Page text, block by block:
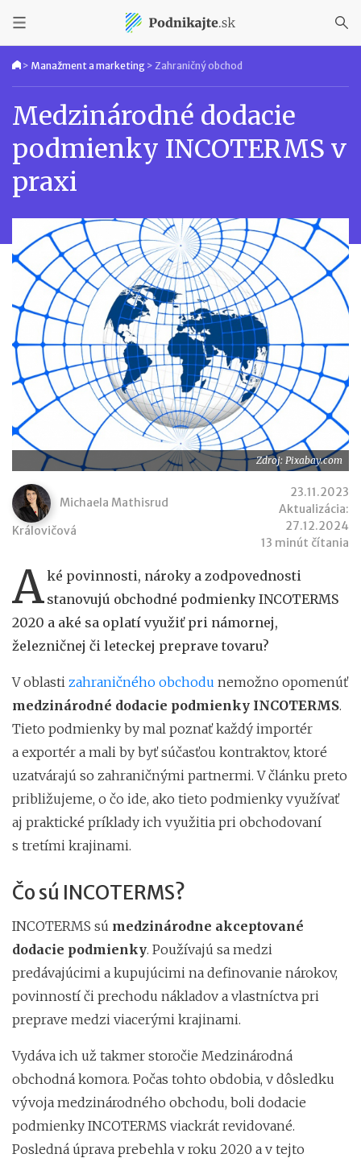
> Manažment a marketing > Zahraničný obchod
Medzinárodné dodacie
podmienky INCOTERMS v
praxi
Zdroj: Pixabay.com
Michaela Mathisrud
Královičová
23.11.2023
Aktualizácia:
27.12.2024
13 minút čítania
Aké povinnosti, nároky a zodpovednosti
stanovujú obchodné podmienky INCOTERMS
2020 a aké sa oplatí využiť pri námornej,
železničnej či leteckej preprave tovaru?
V oblasti zahraničného obchodu nemožno opomenúť
medzinárodné dodacie podmienky INCOTERMS.
Tieto podmienky by mal poznať každý importér
a exportér a mali by byť súčasťou kontraktov, ktoré
uzatvárajú so zahraničnými partnermi. V článku preto
približujeme, o čo ide, ako tieto podmienky využívať
aj praktické príklady ich využitia pri obchodovaní
s tretími krajinami.
Čo sú INCOTERMS?
INCOTERMS sú medzinárodne akceptované
dodacie podmienky. Používajú sa medzi
predávajúcimi a kupujúcimi na definovanie nárokov,
povinností či prechodu nákladov a vlastníctva pri
preprave medzi viacerými krajinami.
Vydáva ich už takmer storočie Medzinárodná
obchodná komora. Počas tohto obdobia, v dôsledku
vývoja medzinárodného obchodu, boli dodacie
podmienky INCOTERMS viackrát revidované.
Posledná úprava prebehla v roku 2020 a v tejto